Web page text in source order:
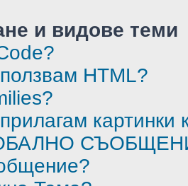
и видове теми
HTML?